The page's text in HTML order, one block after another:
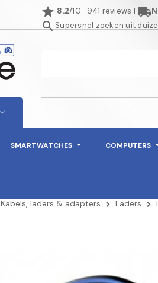
star 8.2/10 · 941 reviews | local_shipping
searchSupersnel zoeken uit
SMARTWATCHES COMPUTERS
Kabels, laders & adapters Laders